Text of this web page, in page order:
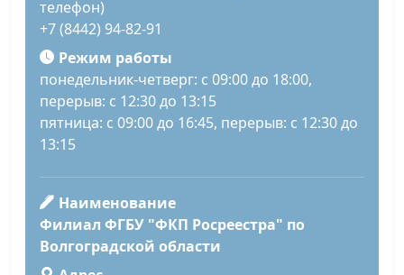
телефон)
+7 (8442) 94-82-91
Режим работы
понедельник-четверг: с 09:00 до 18:00,
перерыв: с 12:30 до 13:15
пятница: с 09:00 до 16:45, перерыв: с 12:30 до
13:15
Наименование
Филиал ФГБУ "ФКП Росреестра" по
Волгоградской области